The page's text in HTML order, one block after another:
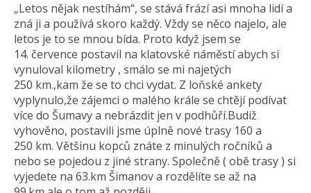
„Letos nějak nestíhám“, se stává frází asi mnoha lidí a
zná ji a používá skoro každý. Vždy se něco najelo, ale
letos je to se mnou bída. Proto když jsem se
14. července postavil na klatovské náměstí abych si
vynuloval kilometry , smálo se mi najetých
250 km.,kam že se to chci vydat. Z loňské ankety
vyplynulo,že zájemci o malého krále se chtějí podívat
více do Šumavy a nebrázdit jen v podhůří.Budiž
vyhověno, postavili jsme úplně nové trasy 160 a
250 km. Většinu kopců znáte z minulých ročníků a
nebo se pojedou z jiné strany. Společně ( obě trasy ) si
vyjedete na 63.km Šimanov a rozdělíte se až na